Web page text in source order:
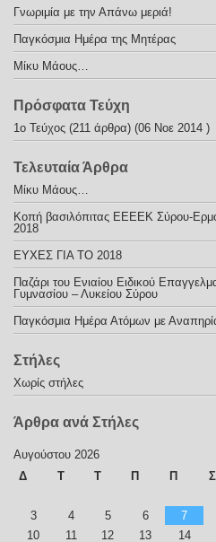
Γνωριμία με την Απάνω μεριά!
Παγκόσμια Ημέρα της Μητέρας
Μίκυ Μάους…
Πρόσφατα Τεύχη
1ο Τεύχος (211 άρθρα) (06 Νοε 2014 )
Τελευταία Άρθρα
Μίκυ Μάους…
Κοπή βασιλόπιτας ΕΕΕΕΚ Σύρου-
2018
ΕΥΧΕΣ ΓΙΑ ΤΟ 2018
Παζάρι του Ενιαίου Ειδικού
Γυμνασίου – Λυκείου Σύρου
Παγκόσμια Ημέρα Ατόμων με
Στήλες
Χωρίς στήλες
Άρθρα ανά Στήλες
Αυγούστου 2026
Δ
Τ Τ Π Π Σ
3
4 5 6 7
10
11 12 13 14